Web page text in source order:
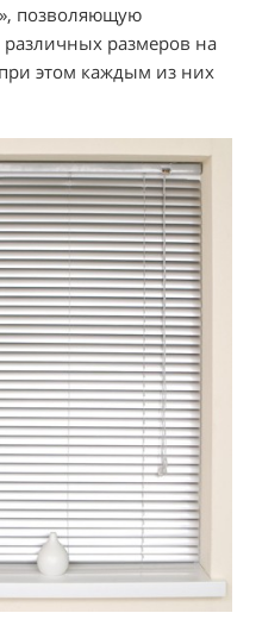
позволяющую
различных размеров на
этом каждым из них